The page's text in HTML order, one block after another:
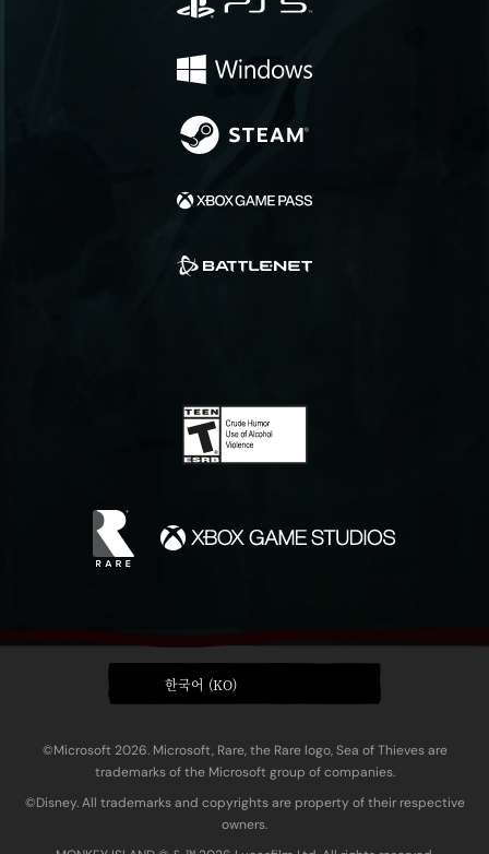
한국어 (KO)
©Microsoft 2026. Microsoft, Rare, the Rare logo, Sea of Thieves are
trademarks of the Microsoft group of companies.
©Disney. All trademarks and copyrights are property of their respective
owners.